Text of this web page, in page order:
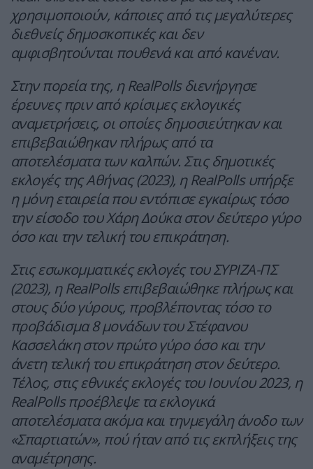
χρησιμοποιούν, κάποιες από τις μεγαλύτερες
διεθνείς δημοσκοπικές και δεν
αμφισβητούνται πουθενά και από κανέναν.
Στην πορεία της, η RealPolls διενήργησε
έρευνες πριν από κρίσιμες εκλογικές
αναμετρήσεις, οι οποίες δημοσιεύτηκαν και
επιβεβαιώθηκαν πλήρως από τα
αποτελέσματα των καλπών. Στις δημοτικές
εκλογές της Αθήνας (2023), η RealPolls υπήρξε
η μόνη εταιρεία που εντόπισε εγκαίρως τόσο
την είσοδο του Χάρη Δούκα στον δεύτερο γύρο
όσο και την τελική του επικράτηση.
Στις εσωκομματικές εκλογές του ΣΥΡΙΖΑ-ΠΣ
(2023), η RealPolls επιβεβαιώθηκε πλήρως και
στους δύο γύρους, προβλέποντας τόσο το
προβάδισμα 8 μονάδων του Στέφανου
Κασσελάκη στον πρώτο γύρο όσο και την
άνετη τελική του επικράτηση στον δεύτερο.
Τέλος, στις εθνικές εκλογές του Ιουνίου 2023, η
RealPolls προέβλεψε τα εκλογικά
αποτελέσματα ακόμα και τηνμεγάλη άνοδο των
«Σπαρτιατών», πού ήταν από τις εκπλήξεις της
αναμέτρησης.